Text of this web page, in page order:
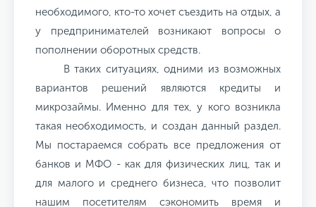
необходимого, кто-то хочет съездить на отдых, а
у предпринимателей возникают вопросы о
пополнении оборотных средств.
В таких ситуациях, одними из возможных
вариантов решений являются кредиты и
микрозаймы. Именно для тех, у кого возникла
такая необходимость, и создан данный раздел.
Мы постараемся собрать все предложения от
банков и МФО - как для физических лиц, так и
для малого и среднего бизнеса, что позволит
нашим посетителям сэкономить время и